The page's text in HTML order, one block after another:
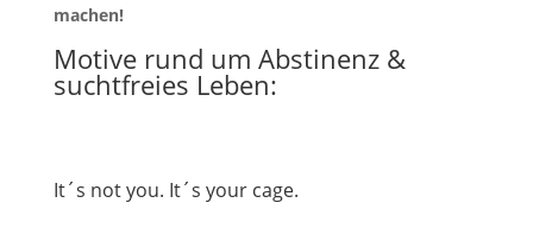
machen!
Motive rund um Abstinenz &
suchtfreies Leben:
It´s not you. It´s your cage.